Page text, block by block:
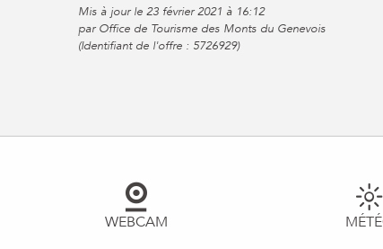
Mis à jour le 23 février 2021 à 16:12
par Office de Tourisme des Monts du Genevois
(Identifiant de l'offre : 5726929)
WEBCAM